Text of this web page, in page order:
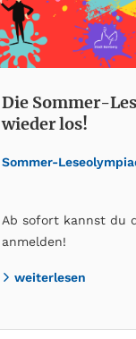
Die Sommer-
wieder los!
Sommer-
Ab sofort kannst du
anmelden!
weiterlesen